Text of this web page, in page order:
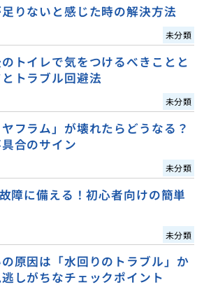
りないと感じた時の解決方法
未分類
トイレで気をつけるべきことと
トラブル回避法
未分類
フラム」が壊れたらどうなる？
合のサイン
未分類
障に備える！初心者向けの簡単
未分類
原因は「水回りのトラブル」か
しがちなチェックポイント